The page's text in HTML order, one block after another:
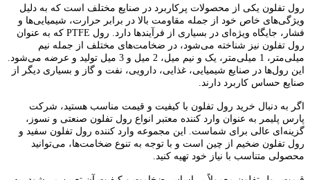
رول تفلون یکی از محصولات پرکاربرد در صنایع مختلف است که به دلیل
ویژگی‌های خاص خود از جمله مقاومت بالا در برابر حرارت، شیمیایی‌ها و
فشار، جایگاه ویژه‌ای در بسیاری از فرآیندها دارد. رول PTFE که به عنوان
رول تفلون نیز شناخته می‌شود، در ضخامت‌های مختلف از جمله نیم
میلی‌متر، 1 میلی‌متر، یک و نیم میل، 2 میل و 3 میل تولید و عرضه می‌شود.
این رول‌ها در صنایع شیمیایی، غذایی، دارویی، نفت و گاز و بسیاری دیگر از
صنایع حساس کاربرد دارند.
اگر به دنبال خرید رول تفلون با کیفیت و قیمت مناسب هستید، شرکت
پارس پلیمر به عنوان وارد کننده معتبر انواع رول تفلون صنعتی و نسوز،
گزینه‌ای عالی برای شماست. این مجموعه وارد کننده رول تفلون سفید و
رول تفلون ضخیم از چین است و با توجه به تنوع ضخامت‌ها، می‌توانید
محصولی متناسب با نیاز خود تهیه کنید.